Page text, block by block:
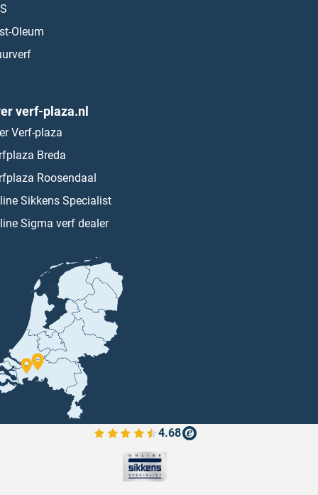
Oleum
verf-plaza.nl
Verf-plaza
Breda
Roosendaal
Sikkens Specialist
Sigma verf dealer
4.68
Bekijk de verfplaza beoordelingen